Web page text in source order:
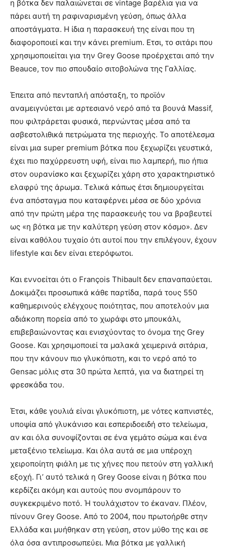
η βότκα δεν παλαιώνεται σε vintage βαρέλια για να
πάρει αυτή τη ραφιναρισμένη γεύση, όπως άλλα
αποστάγματα. Η ίδια η παρασκευή της είναι που τη
διαφοροποιεί και την κάνει premium. Ετσι, το σιτάρι που
χρησιµοποιείται για την Grey Goose προέρχεται από την
Beauce, τον πιο σπουδαίο σιτοβολώνα της Γαλλίας.
Έπειτα από πενταπλή απόσταξη, το προϊόν
αναµειγνύεται µε αρτεσιανό νερό από τα βουνά Massif,
που φιλτράρεται φυσικά, περνώντας µέσα από τα
ασβεστολιθικά πετρώµατα της περιοχής. Το αποτέλεσµα
είναι μια super premium βότκα που ξεχωρίζει γευστικά,
έχει πιο παχύρρευστη υφή, είναι πιο λαµπερή, πιο ήπια
στον ουρανίσκο και ξεχωρίζει χάρη στο χαρακτηριστικό
ελαφρύ της άρωµα. Τελικά κάπως έτσι δημιουργείται
ένα απόσταγµα που καταφέρνει µέσα σε δύο χρόνια
από την πρώτη µέρα της παρασκευής του να βραβευτεί
ως «η βότκα µε την καλύτερη γεύση στον κόσμο». Δεν
είναι καθόλου τυχαίο ότι αυτοί που την επιλέγουν, έχουν
lifestyle και δεν είναι ετερόφωτοι.
Και εννοείται ότι ο François Thibault δεν επαναπαύεται.
∆οκιµάζει προσωπικά κάθε παρτίδα, παρά τους 550
καθηµερινούς ελέγχους ποιότητας, που αποτελούν µια
αδιάκοπη πορεία από το χωράφι στο µπουκάλι,
επιβεβαιώνοντας και ενισχύοντας το όνοµα της Grey
Goose. Και χρησιµοποιεί τα µαλακά χειµερινά σιτάρια,
που την κάνουν πιο γλυκόπιοτη, και το νερό από το
Gensac μόλις στα 30 πρώτα λεπτά, για να διατηρεί τη
φρεσκάδα του.
Έτσι, κάθε γουλιά είναι γλυκόπιοτη, µε νότες καπνιστές,
υποψία από γλυκάνισο και εσπεριδοειδή στο τελείωµα,
αν και όλα συνοψίζονται σε ένα γεµάτο σώµα και ένα
µεταξένιο τελείωµα. Και όλα αυτά σε µια υπέροχη
χειροποίητη φιάλη µε τις χήνες που πετούν στη γαλλική
εξοχή. Γι’ αυτό τελικά η Grey Goose είναι η βότκα που
κερδίζει ακόµη και αυτούς που σνοµπάρουν το
συγκεκριµένο ποτό. Ή τουλάχιστον το έκαναν. Πλέον,
πίνουν Grey Goose. Από το 2004, που πρωτοήρθε στην
Ελλάδα και µυήθηκαν στη γεύση, στον µύθο της και σε
όλα όσα αντιπροσωπεύει. Μια βότκα µε γαλλική